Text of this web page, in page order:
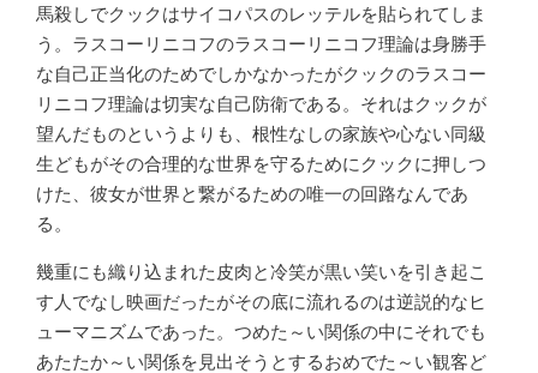
馬殺しでクックはサイコパスのレッテルを貼られてしま
う。ラスコーリニコフのラスコーリニコフ理論は身勝手
な自己正当化のためでしかなかったがクックのラスコー
リニコフ理論は切実な自己防衛である。それはクックが
望んだものというよりも、根性なしの家族や心ない同級
生どもがその合理的な世界を守るためにクックに押しつ
けた、彼女が世界と繋がるための唯一の回路なんであ
る。
幾重にも織り込まれた皮肉と冷笑が黒い笑いを引き起こ
す人でなし映画だったがその底に流れるのは逆説的なヒ
ューマニズムであった。つめた～い関係の中にそれでも
あたたか～い関係を見出そうとするおめでた～い観客ど